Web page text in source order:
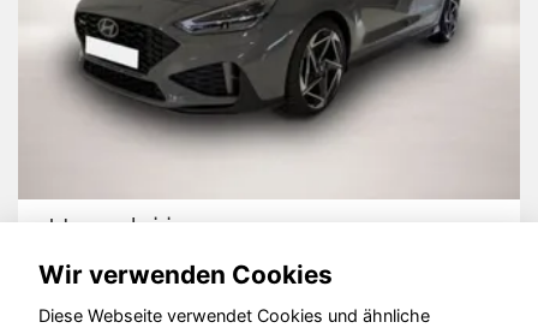
Hyundai i30
Wir verwenden Cookies
Diese Webseite verwendet Cookies und ähnliche